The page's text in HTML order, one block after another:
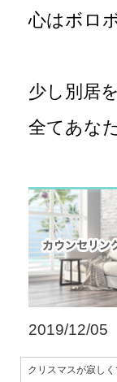
心はボロ
少し別居
全てあな
2019/12/05
クリスマスが寂し